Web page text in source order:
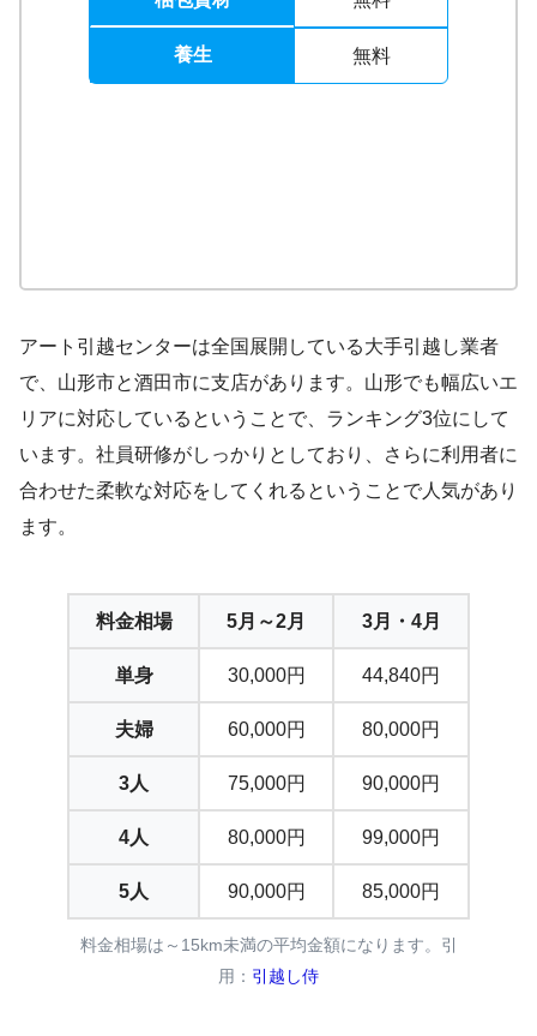
養生 無料
アート引越センターは全国展開している大手引越し業者
で、山形市と酒田市に支店があります。山形でも幅広いエ
リアに対応しているということで、ランキング3位にして
います。社員研修がしっかりとしており、さらに利用者に
合わせた柔軟な対応をしてくれるということで人気があり
ます。
料金相場 5月～2月 3月・4月
単身 30,000円 44,840円
夫婦 60,000円 80,000円
3人 75,000円 90,000円
4人 80,000円 99,000円
5人 90,000円 85,000円
料金相場は～15km未満の平均金額になります。引
用： 引越し侍